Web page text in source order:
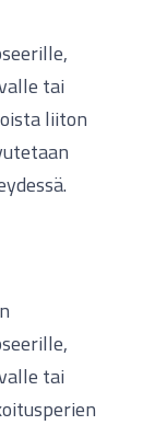
tai
liiton
tai